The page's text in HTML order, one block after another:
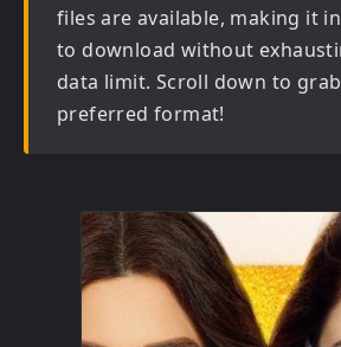
files are available, making it
to download without
data limit. Scroll down to
preferred format!